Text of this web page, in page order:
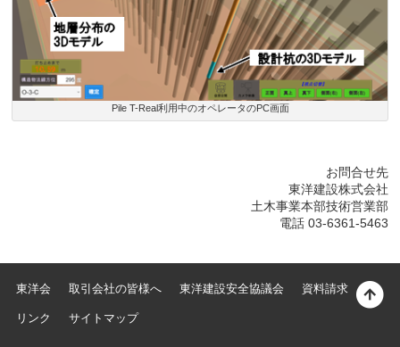
Pile T-Real利用中のオペレータのPC画面
お問合せ先
東洋建設株式会社
土木事業本部技術営業部
電話 03-6361-5463
東洋会 取引会社の皆様へ 東洋建設安全協議会 資料請求
リンク サイトマップ